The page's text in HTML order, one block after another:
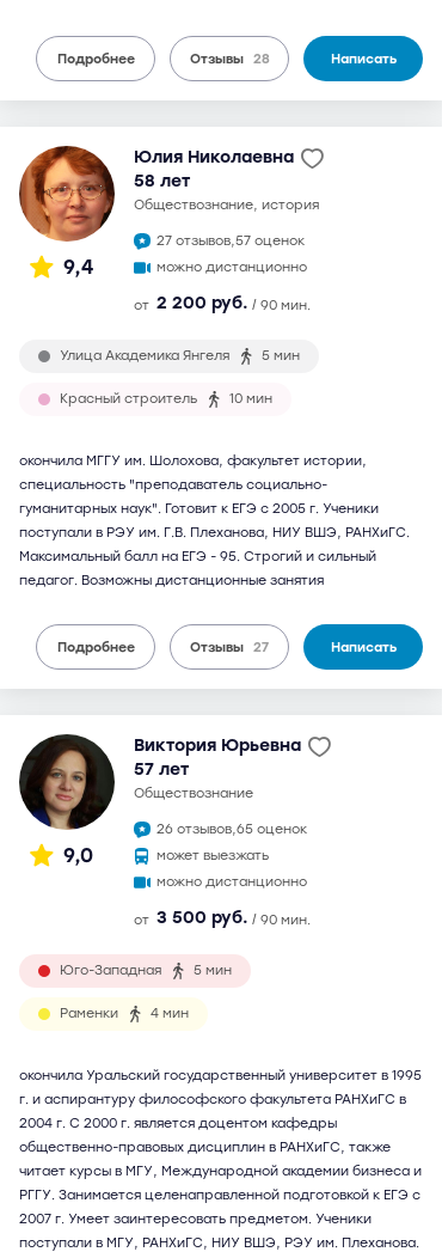
Подробнее Отзывы 28 Написать
9,4
Юлия Николаевна
58 лет
обществознание, история
27 отзывов,57 оценок
можно дистанционно
от 2 200 руб. / 90 мин.
Улица Академика Янгеля 5 мин
Красный строитель 10 мин
окончила МГГУ им. Шолохова, факультет истории,
специальность "преподаватель социально-
гуманитарных наук". Готовит к ЕГЭ с 2005 г. Ученики
поступали в РЭУ им. Г.В. Плеханова, НИУ ВШЭ, РАНХиГС.
Максимальный балл на ЕГЭ - 95. Строгий и сильный
педагог. Возможны дистанционные занятия
Подробнее Отзывы 27 Написать
9,0
Виктория Юрьевна
57 лет
обществознание
26 отзывов,65 оценок
может выезжать
можно дистанционно
от 3 500 руб. / 90 мин.
Юго-Западная 5 мин
Раменки 4 мин
окончила Уральский государственный университет в 1995
г. и аспирантуру философского факультета РАНХиГС в
2004 г. С 2000 г. является доцентом кафедры
общественно-правовых дисциплин в РАНХиГС, также
читает курсы в МГУ, Международной академии бизнеса и
РГГУ. Занимается целенаправленной подготовкой к ЕГЭ с
2007 г. Умеет заинтересовать предметом. Ученики
поступали в МГУ, РАНХиГС, НИУ ВШЭ, РЭУ им. Плеханова.